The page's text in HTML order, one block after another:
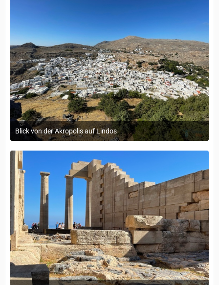
Blick von der Akropolis auf Lindos
12. September 2022 um 14:05